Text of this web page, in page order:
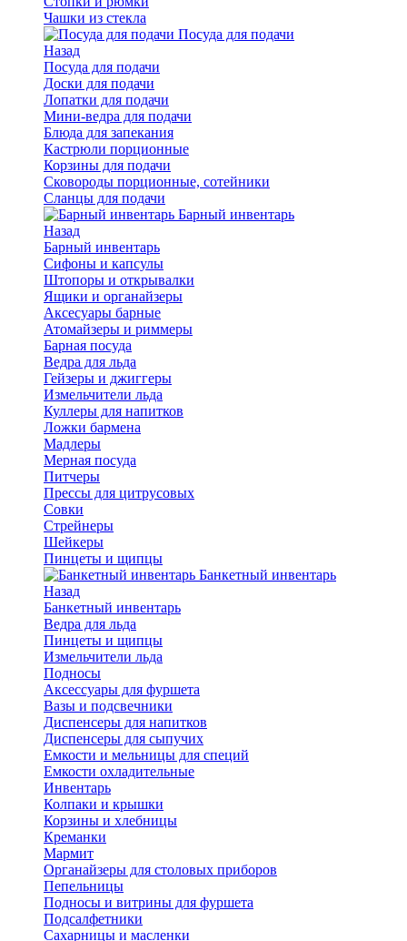
Чашки из стекла
Посуда для подачи
Назад
Посуда для подачи
Доски для подачи
Лопатки для подачи
Мини-ведра для подачи
Блюда для запекания
Кастрюли порционные
Корзины для подачи
Сковороды порционные, сотейники
Сланцы для подачи
Барный инвентарь
Назад
Барный инвентарь
Сифоны и капсулы
Штопоры и открывалки
Ящики и органайзеры
Аксесуары барные
Атомайзеры и риммеры
Барная посуда
Ведра для льда
Гейзеры и джиггеры
Измельчители льда
Куллеры для напитков
Ложки бармена
Мадлеры
Мерная посуда
Питчеры
Прессы для цитрусовых
Совки
Стрейнеры
Шейкеры
Пинцеты и щипцы
Банкетный инвентарь
Назад
Банкетный инвентарь
Ведра для льда
Пинцеты и щипцы
Измельчители льда
Подносы
Аксессуары для фуршета
Вазы и подсвечники
Диспенсеры для напитков
Диспенсеры для сыпучих
Емкости и мельницы для специй
Емкости охладительные
Инвентарь
Колпаки и крышки
Корзины и хлебницы
Креманки
Мармит
Органайзеры для столовых приборов
Пепельницы
Подносы и витрины для фуршета
Подсалфетники
Сахарницы и масленки